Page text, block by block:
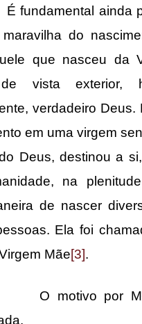
ainda
do
que nasceu da
vista exterior,
verdadeiro Deus.
em uma virgem
Deus, destinou a
na
de nascer
Ela foi
Mãe[3].
por